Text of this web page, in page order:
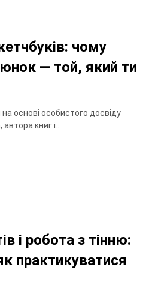
чому
— той, який ти
основі особистого досвіду
книг і…
і робота з тінню:
практикуватися